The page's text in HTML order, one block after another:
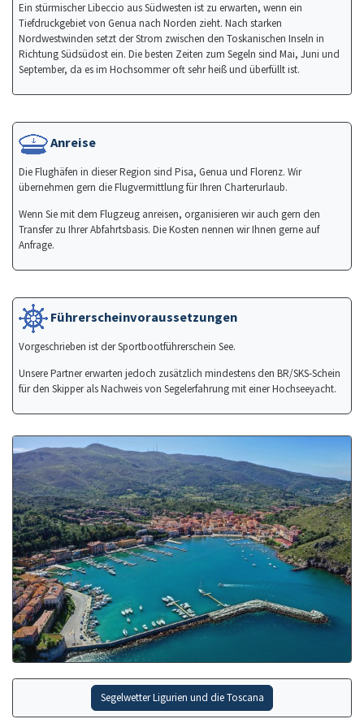
Ein stürmischer Libeccio aus Südwesten ist zu erwarten, wenn ein
Tiefdruckgebiet von Genua nach Norden zieht. Nach starken
Nordwestwinden setzt der Strom zwischen den Toskanischen Inseln in
Richtung Südsüdost ein. Die besten Zeiten zum Segeln sind Mai, Juni und
September, da es im Hochsommer oft sehr heiß und überfüllt ist.
Anreise
Die Flughäfen in dieser Region sind Pisa, Genua und Florenz. Wir
übernehmen gern die Flugvermittlung für Ihren Charterurlaub.
Wenn Sie mit dem Flugzeug anreisen, organisieren wir auch gern den
Transfer zu Ihrer Abfahrtsbasis. Die Kosten nennen wir Ihnen gerne auf
Anfrage.
Führerscheinvoraussetzungen
Vorgeschrieben ist der Sportbootführerschein See.
Unsere Partner erwarten jedoch zusätzlich mindestens den BR/SKS-Schein
für den Skipper als Nachweis von Segelerfahrung mit einer Hochseeyacht.
Segelwetter Ligurien und die Toscana